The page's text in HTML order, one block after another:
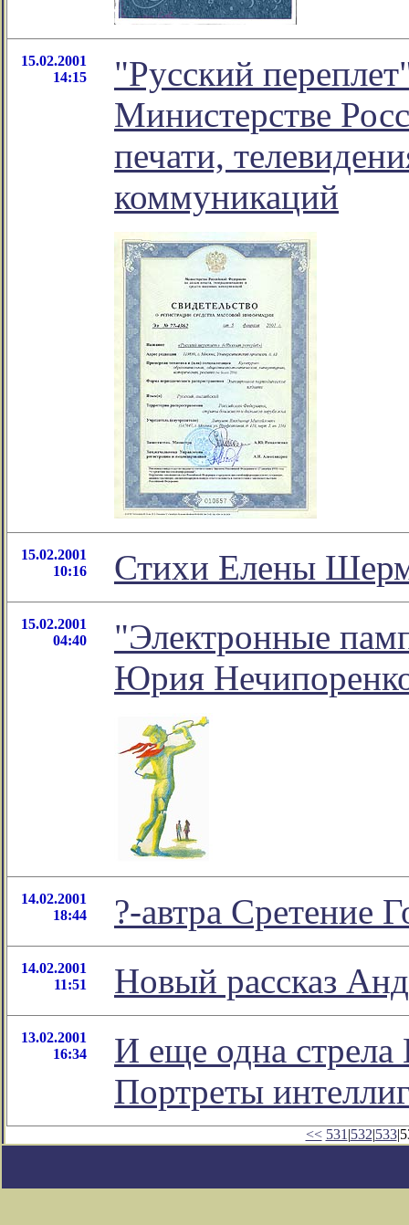
15.02.2001
14:15
"Русский
Министерстве
печати,
коммуникаций
15.02.2001
10:16
Стихи Елены
15.02.2001
04:40
"Электронные
Юрия
14.02.2001
18:44
?-автра Сретение
14.02.2001
11:51
Новый рассказ
13.02.2001
16:34
И еще одна
Портреты
<< 531 |532|533